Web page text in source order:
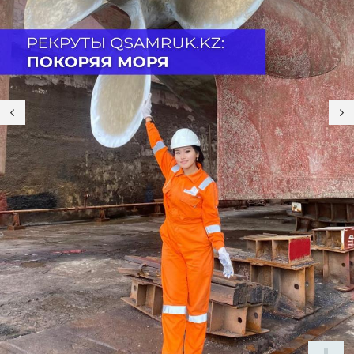
371
24 ИЮЛЯ 11:06
«Если оцифровывать хаос, получится
автоматизированный хаос»: как
Kazakhstan Petrochemical Industries
строит цифровой завод на базе SAP
358
23 ИЮЛЯ 19:56
ИИ на страже безопасности
332
23 ИЮЛЯ 19:34
Moody’s алғаш рет «Самұрық-Энерго»
компаниясына Baa2 инвестициялық
рейтингісін берді
343
23 ИЮЛЯ 13:05